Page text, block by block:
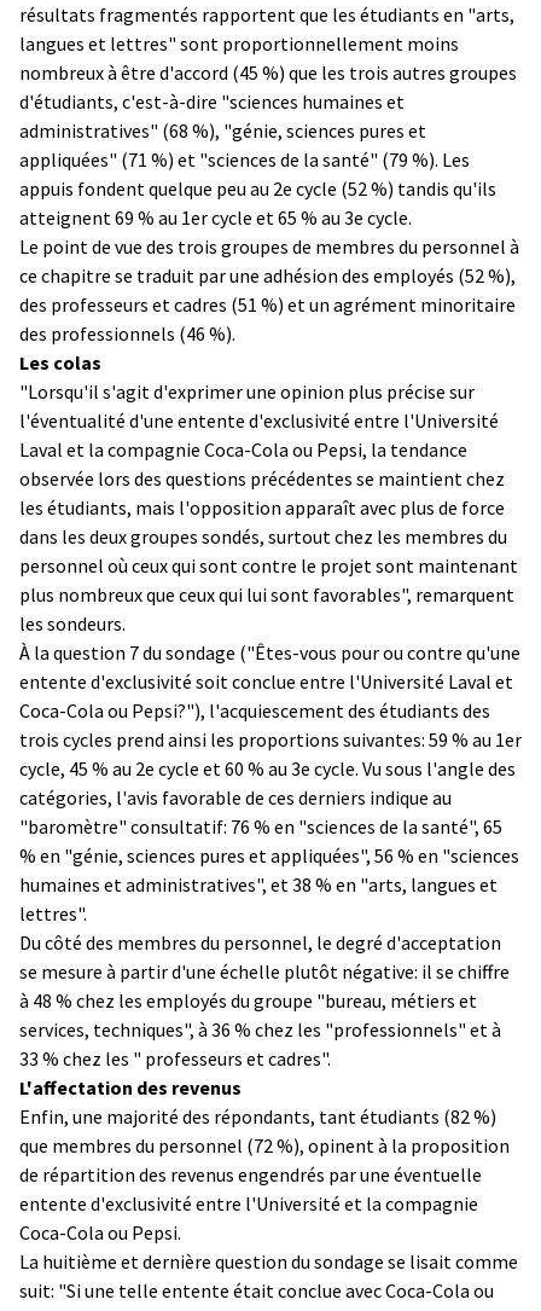
résultats fragmentés rapportent que les étudiants en "arts,
langues et lettres" sont proportionnellement moins
nombreux à être d'accord (45 %) que les trois autres groupes
d'étudiants, c'est-à-dire "sciences humaines et
administratives" (68 %), "génie, sciences pures et
appliquées" (71 %) et "sciences de la santé" (79 %). Les
appuis fondent quelque peu au 2e cycle (52 %) tandis qu'ils
atteignent 69 % au 1er cycle et 65 % au 3e cycle.
Le point de vue des trois groupes de membres du personnel à
ce chapitre se traduit par une adhésion des employés (52 %),
des professeurs et cadres (51 %) et un agrément minoritaire
des professionnels (46 %).
Les colas
"Lorsqu'il s'agit d'exprimer une opinion plus précise sur
l'éventualité d'une entente d'exclusivité entre l'Université
Laval et la compagnie Coca-Cola ou Pepsi, la tendance
observée lors des questions précédentes se maintient chez
les étudiants, mais l'opposition apparaît avec plus de force
dans les deux groupes sondés, surtout chez les membres du
personnel où ceux qui sont contre le projet sont maintenant
plus nombreux que ceux qui lui sont favorables", remarquent
les sondeurs.
À la question 7 du sondage ("Êtes-vous pour ou contre qu'une
entente d'exclusivité soit conclue entre l'Université Laval et
Coca-Cola ou Pepsi?"), l'acquiescement des étudiants des
trois cycles prend ainsi les proportions suivantes: 59 % au 1er
cycle, 45 % au 2e cycle et 60 % au 3e cycle. Vu sous l'angle des
catégories, l'avis favorable de ces derniers indique au
"baromètre" consultatif: 76 % en "sciences de la santé", 65
% en "génie, sciences pures et appliquées", 56 % en "sciences
humaines et administratives", et 38 % en "arts, langues et
lettres".
Du côté des membres du personnel, le degré d'acceptation
se mesure à partir d'une échelle plutôt négative: il se chiffre
à 48 % chez les employés du groupe "bureau, métiers et
services, techniques", à 36 % chez les "professionnels" et à
33 % chez les " professeurs et cadres".
L'affectation des revenus
Enfin, une majorité des répondants, tant étudiants (82 %)
que membres du personnel (72 %), opinent à la proposition
de répartition des revenus engendrés par une éventuelle
entente d'exclusivité entre l'Université et la compagnie
Coca-Cola ou Pepsi.
La huitième et dernière question du sondage se lisait comme
suit: "Si une telle entente était conclue avec Coca-Cola ou